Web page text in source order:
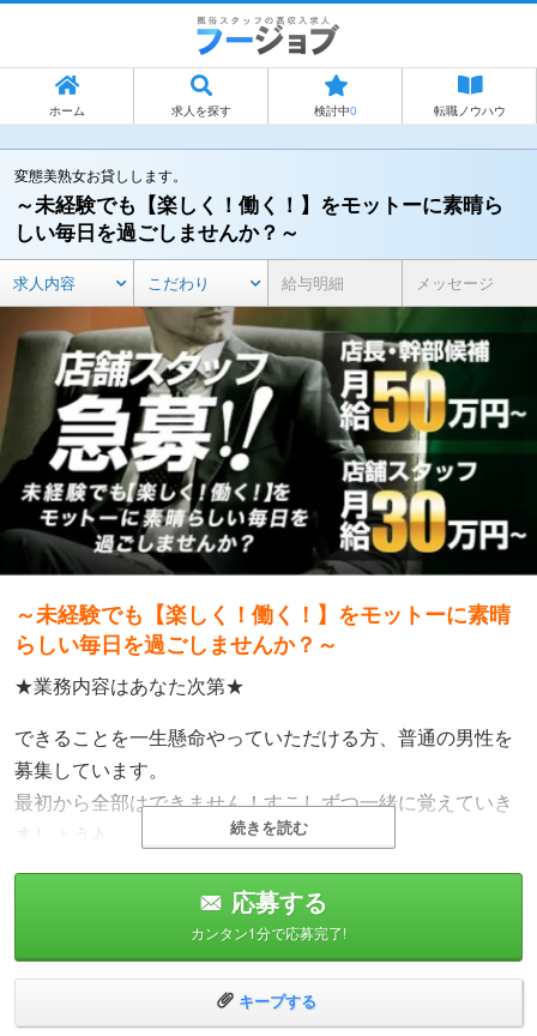
ホーム 求人を探す 検討中0 転職ノウハウ
変態美熟女お貸しします。
～未経験でも【楽しく！働く！】をモットーに素晴ら
しい毎日を過ごしませんか？～
求人内容 こだわり 給与明細 メッセージ
～未経験でも【楽しく！働く！】をモットーに素晴
らしい毎日を過ごしませんか？～
★業務内容はあなた次第★
できることを一生懸命やっていただける方、普通の男性を
募集しています。
最初から全部はできません！すこしずつ一緒に覚えていき
ましょう♪
車持込の方大歓迎！ 電話オペレーター業務などの接客が好
パソコンでの画像やプログラミングが好きな方！
カメラマンも募集♪ チャンスはたくさんあります！
続きを読む
応募する
カンタン1分で応募完了!
キープする